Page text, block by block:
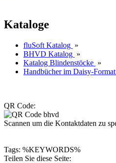
Kataloge
fluSoft Katalog »
BHVD Katalog »
Katalog Blindenstöcke »
Handbücher im Daisy-
QR Code:
Scannen um die Kontaktdaten zu
Tags: %KEYWORDS%
Teilen Sie diese Seite: